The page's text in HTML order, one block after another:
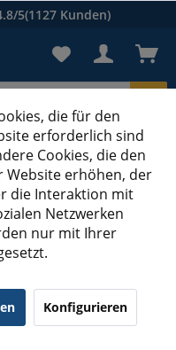
5(1127 Kunden)
suchen
Maß
Länge
die für den
erforderlich sind
Cookies, die den
Website erhöhen, der
die Interaktion mit
Netzwerken
nur mit Ihrer
Konfigurieren